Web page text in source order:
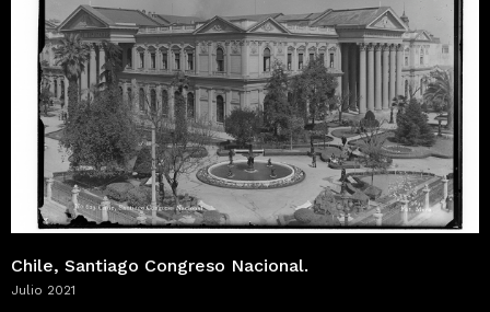
Chile, Santiago Congreso Nacional.
Julio 2021